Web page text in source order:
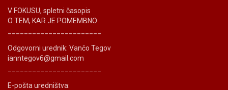
V FOKUSU, spletni časopis
O TEM, KAR JE POMEMBNO
Odgovorni urednik: Vančo Tegov
ianntegov6@gmail.com
E-pošta uredništva: